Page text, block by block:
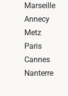
Marseille
Annecy
Metz
Paris
Cannes
Nanterre